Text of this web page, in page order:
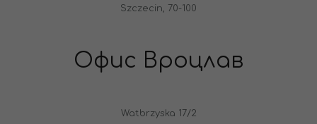
Szczecin, 70-100
Офис Вроцлав
Watbrzyska 17/2